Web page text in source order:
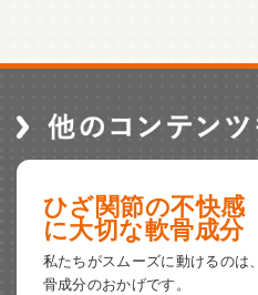
ひざ関節の不快感
に大切な軟骨成分
私たちがスムーズに動けるのは、
骨成分のおかげです。